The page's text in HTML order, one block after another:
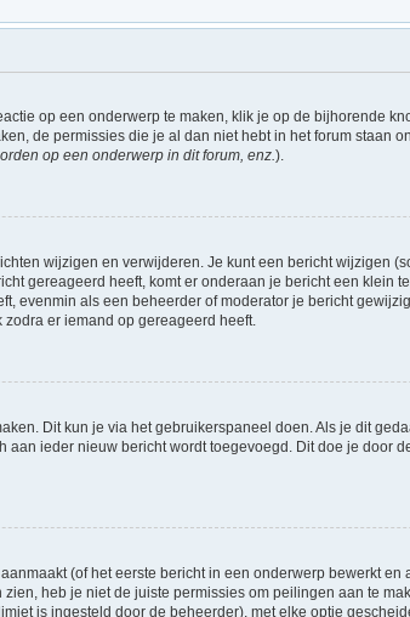
op een onderwerp te maken, klik je op de bijhorende
de permissies die je al dan niet hebt in het forum staan
op een onderwerp in dit forum, enz.).
wijzigen en verwijderen. Je kunt een bericht wijzigen
gereageerd heeft, komt er onderaan je bericht een klein
evenmin als een beheerder of moderator je bericht
er iemand op gereageerd heeft.
Dit kun je via het gebruikerspaneel doen. Als je dit
aan ieder nieuw bericht wordt toegevoegd. Dit doe je door
(of het eerste bericht in een onderwerp bewerkt
heb je niet de juiste permissies om peilingen aan te
is ingesteld door de beheerder), met elke optie